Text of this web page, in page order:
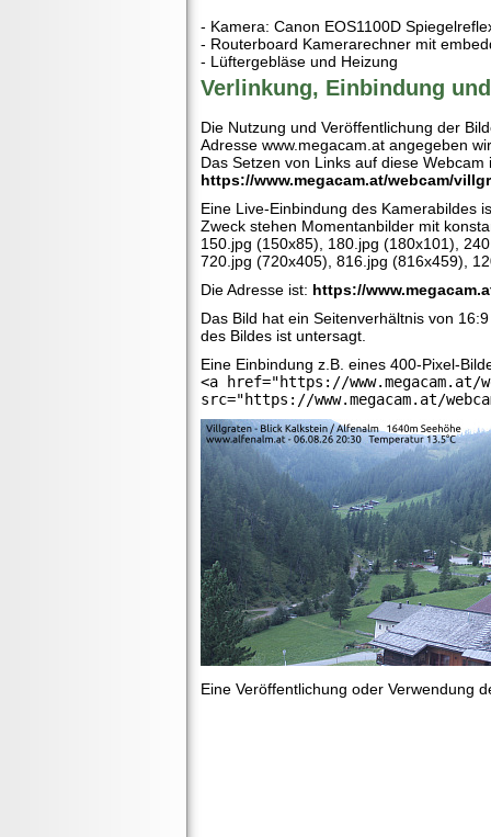
- Kamera: Canon EOS1100D
- Routerboard Kamerarechner mit
- Lüftergebläse und Heizung
Verlinkung, Einbindung
Die Nutzung und Veröffentlichung der
Adresse www.megacam.at angegeben
Das Setzen von Links auf diese
https://www.megacam.at/webcam/
Eine Live-Einbindung des Kamerabildes
Zweck stehen Momentanbilder mit
150.jpg (150x85), 180.jpg (180x101),
720.jpg (720x405), 816.jpg (816x459),
Die Adresse ist: https://
Das Bild hat ein Seitenverhältnis von
des Bildes ist untersagt.
Eine Einbindung z.B. eines 400-Pixel-
<a href="https://www.megacam.at/
src="https://www.megacam.at/
Eine Veröffentlichung oder Verwendung